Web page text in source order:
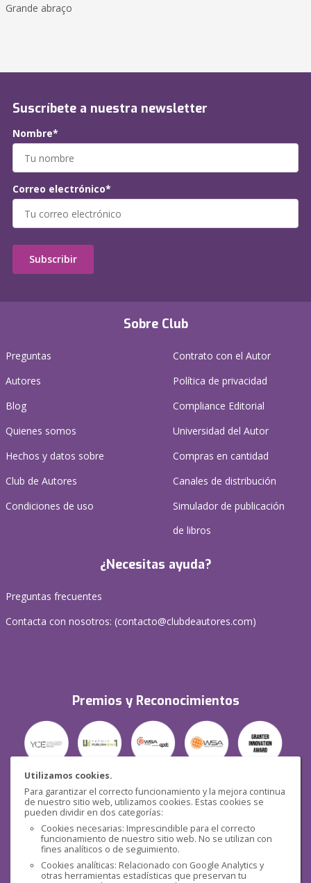
Utilizamos cookies.
Para garantizar el correcto funcionamiento y la mejora continua
de nuestro sitio web, utilizamos cookies. Estas cookies se
pueden dividir en dos categorías:
Cookies necesarias: Imprescindible para el correcto
funcionamiento de nuestro sitio web. No se utilizan con
fines analíticos o de seguimiento.
Cookies analíticas: Relacionado con Google Analytics y
otras herramientas estadísticas que preservan tu
Grande abraço
Sobre Club
Preguntas
Autores
Blog
Quienes somos
Hechos y datos sobre
Club de Autores
Condiciones de uso
Contrato con el Autor
Política de privacidad
Compliance Editorial
Universidad del Autor
Compras en cantidad
Canales de distribución
Simulador de publicación
de libros
¿Necesitas ayuda?
Preguntas frecuentes
Contacta con nosotros: (contacto@clubdeautores.com)
Premios y Reconocimientos
Seguridad
Suscríbete a nuestra newsletter
Nombre*
Correo electrónico*
Subscribir